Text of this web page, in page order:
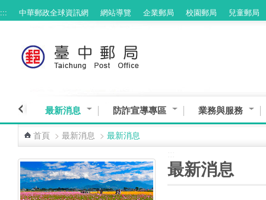
跳到主要內容區塊
::: 中華郵政全球資訊網 網站導覽 企業郵局 校園郵局 兒童郵局
最新消息 防詐宣導專區 業務與服務
首頁 > 最新消息 > 最新消息
最新消息